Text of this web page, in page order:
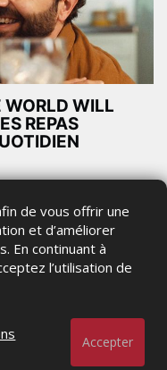
WILL
REPAS
de vous offrir une
et d’améliorer
En continuant à
l’utilisation de
Accepter